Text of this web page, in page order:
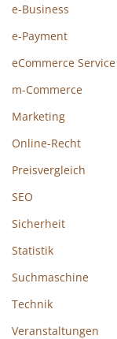
e-Business
e-Payment
eCommerce Service
m-Commerce
Marketing
Online-Recht
Preisvergleich
SEO
Sicherheit
Statistik
Suchmaschine
Technik
Veranstaltungen